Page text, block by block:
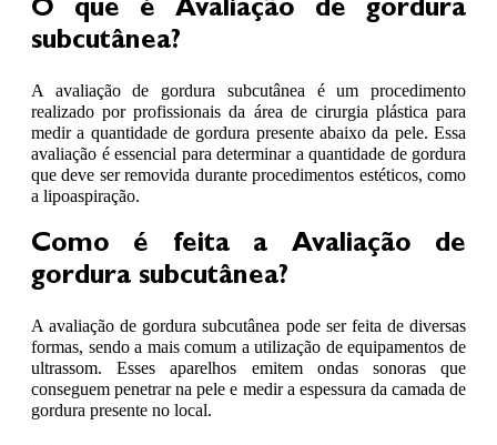
O que é Avaliação de gordura
subcutânea?
A avaliação de gordura subcutânea é um procedimento
realizado por profissionais da área de cirurgia plástica para
medir a quantidade de gordura presente abaixo da pele. Essa
avaliação é essencial para determinar a quantidade de gordura
que deve ser removida durante procedimentos estéticos, como
a lipoaspiração.
Como é feita a Avaliação de
gordura subcutânea?
A avaliação de gordura subcutânea pode ser feita de diversas
formas, sendo a mais comum a utilização de equipamentos de
ultrassom. Esses aparelhos emitem ondas sonoras que
conseguem penetrar na pele e medir a espessura da camada de
gordura presente no local.